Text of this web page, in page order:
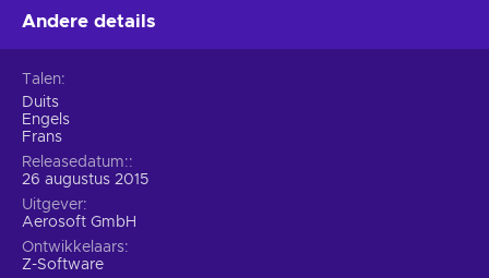
Andere details
Talen
Duits
Engels
Frans
Releasedatum:
26 augustus 2015
Uitgever
Aerosoft GmbH
Ontwikkelaars
Z-Software